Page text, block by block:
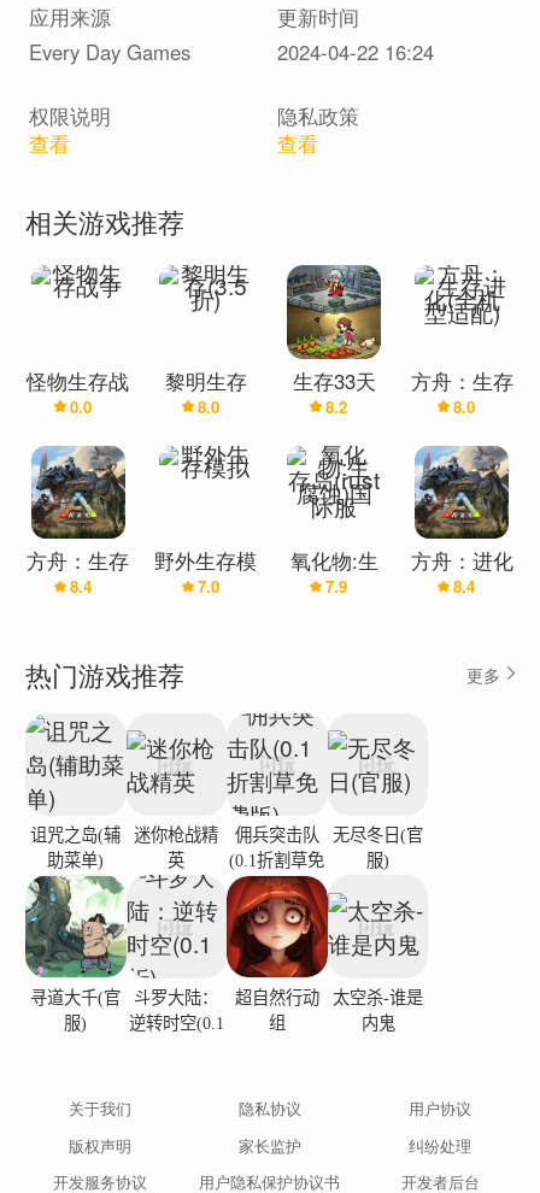
应用来源
更新时间
Every Day Games
2024-04-22 16:24
权限说明
查看
隐私政策
查看
相关游戏推荐
怪物生存战
争
0.0
黎明生存
(3.5折)
8.0
生存33天
8.2
方舟：生存
进化(全机
型适配)
8.0
方舟：生存
进化(Steam
8.4
野外生存模
拟
7.0
氧化物:生
存岛(rust腐
7.9
方舟：进化
生存
8.4
热门游戏推荐 更多
诅咒之岛(辅
助菜单)
迷你枪战精
英
佣兵突击队
(0.1折割草免
费版)
无尽冬日(官
服)
寻道大千(官
服)
斗罗大陆：
逆转时空(0.1
超自然行动
组
太空杀-谁是
内鬼
关于我们 隐私协议
用户协议
版权声明
家长监护
纠纷处理
开发服务协议
用户隐私保护协议书 开发者后台